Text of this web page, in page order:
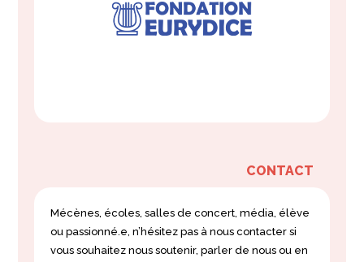
CONTACT
Mécènes, écoles, salles de concert, média, élève
ou passionné.e, n’hésitez pas à nous contacter si
vous souhaitez nous soutenir, parler de nous ou en